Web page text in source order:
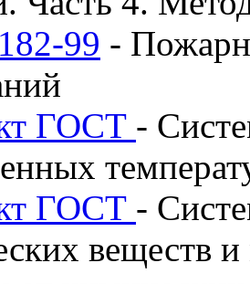
99 -
ГОСТ -
ГОСТ -
веществ и